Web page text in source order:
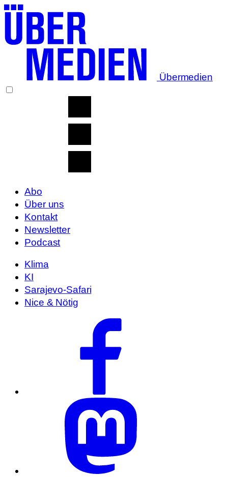
Übermedien
Abo
Über uns
Kontakt
Newsletter
Podcast
Klima
KI
Sarajevo-Safari
Nice & Nötig